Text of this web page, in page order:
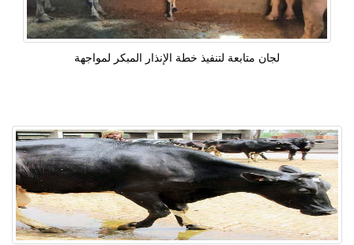
لجان متابعة لتنفيذ خطة الإنذار المبكر لمواجهة